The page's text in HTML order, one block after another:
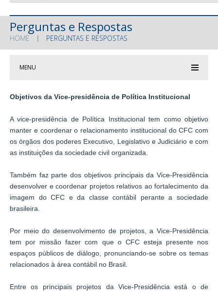
Perguntas e Respostas
HOME PERGUNTAS E RESPOSTAS
MENU
Objetivos da Vice-presidência de Política Institucional
A vice-presidência de Política Institucional tem como objetivo
manter e coordenar o relacionamento institucional do CFC com
os órgãos dos poderes Executivo, Legislativo e Judiciário e com
as instituições da sociedade civil organizada.
Também faz parte dos objetivos principais da Vice-Presidência
desenvolver e coordenar projetos relativos ao fortalecimento da
imagem do CFC e da classe contábil perante a sociedade
brasileira.
Por meio do desenvolvimento de projetos, a Vice-Presidência
tem por missão fazer com que o CFC esteja presente nos
espaços públicos de diálogo, pronunciando-se sobre os temas
relacionados à área contábil no Brasil.
Entre os principais projetos da Vice-Presidência está o de